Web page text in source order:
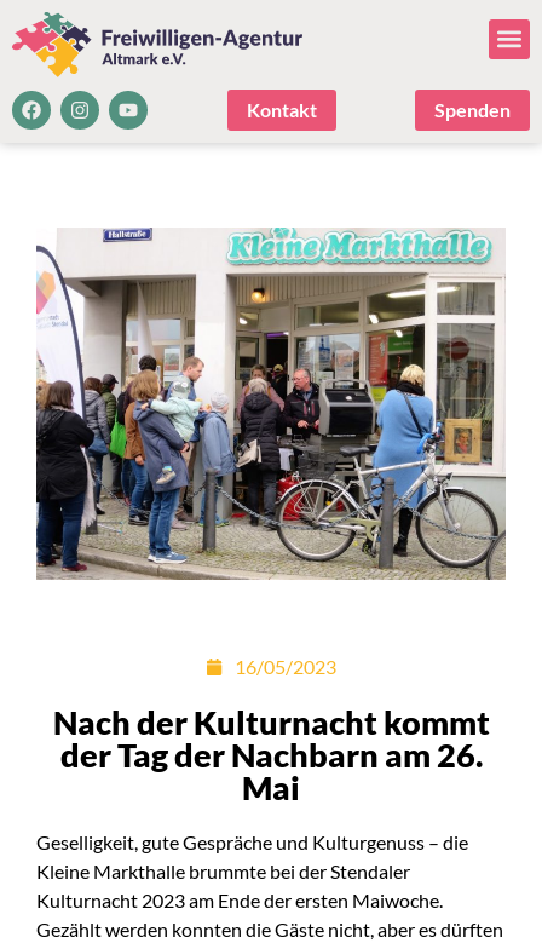
Kontakt Spenden
16/05/2023
Nach der Kulturnacht kommt
der Tag der Nachbarn am 26.
Mai
Geselligkeit, gute Gespräche und Kulturgenuss – die
Kleine Markthalle brummte bei der Stendaler
Kulturnacht 2023 am Ende der ersten Maiwoche.
Gezählt werden konnten die Gäste nicht, aber es dürften